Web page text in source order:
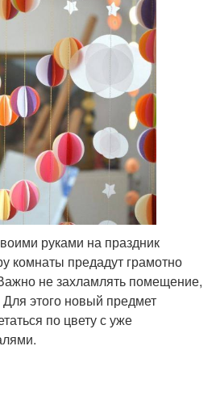
руками на праздник
комнаты предадут грамотно
не захламлять помещение,
этого новый предмет
по цвету с уже